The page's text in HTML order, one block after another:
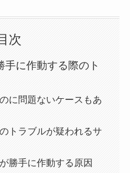
次
手に作動する際のト
に問題ないケースもあ
トラブルが疑われるサ
勝手に作動する原因